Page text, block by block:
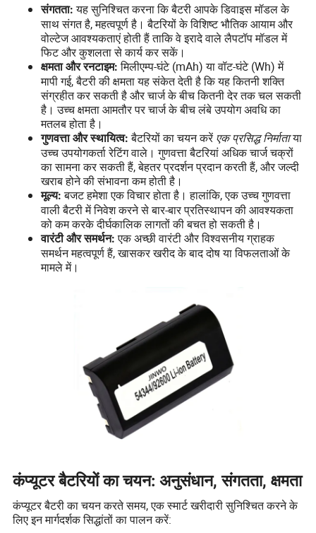
संगतता: यह सुनिश्चित करना कि बैटरी आपके डिवाइस मॉडल के
साथ संगत है, महत्वपूर्ण है। बैटरियों के विशिष्ट भौतिक आयाम और
वोल्टेज आवश्यकताएं होती हैं ताकि वे इरादे वाले लैपटॉप मॉडल में
फिट और कुशलता से कार्य कर सकें।
क्षमता और रनटाइम: मिलीएम्प-घंटे (mAh) या वॉट-घंटे (Wh) में
मापी गई, बैटरी की क्षमता यह संकेत देती है कि यह कितनी शक्ति
संग्रहीत कर सकती है और चार्ज के बीच कितनी देर तक चल सकती
है। उच्च क्षमता आमतौर पर चार्ज के बीच लंबे उपयोग अवधि का
मतलब होता है।
गुणवत्ता और स्थायित्व: बैटरियों का चयन करें एक प्रसिद्ध निर्माताया
उच्च उपयोगकर्ता रेटिंग वाले। गुणवत्ता बैटरियां अधिक चार्ज चक्रों
का सामना कर सकती हैं, बेहतर प्रदर्शन प्रदान करती हैं, और जल्दी
खराब होने की संभावना कम होती है।
मूल्य: बजट हमेशा एक विचार होता है। हालांकि, एक उच्च गुणवत्ता
वाली बैटरी में निवेश करने से बार-बार प्रतिस्थापन की आवश्यकता
को कम करके दीर्घकालिक लागतों की बचत हो सकती है।
वारंटी और समर्थन: एक अच्छी वारंटी और विश्वसनीय ग्राहक
समर्थन महत्वपूर्ण हैं, खासकर खरीद के बाद दोष या विफलताओं के
मामले में।
कंप्यूटर बैटरियों का चयन: अनुसंधान, संगतता, क्षमता
कंप्यूटर बैटरी का चयन करते समय, एक स्मार्ट खरीदारी सुनिश्चित करने के
लिए इन मार्गदर्शक सिद्धांतों का पालन करें: